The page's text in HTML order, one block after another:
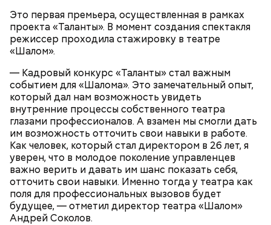
Это первая премьера, осуществленная в рамках
проекта «Таланты». В момент создания спектакля
режиссер проходила стажировку в театре
«Шалом».
— Кадровый конкурс «Таланты» стал важным
событием для «Шалома». Это замечательный опыт,
который дал нам возможность увидеть
внутренние процессы собственного театра
глазами профессионалов. А взамен мы смогли дать
им возможность отточить свои навыки в работе.
Как человек, который стал директором в 26 лет, я
уверен, что в молодое поколение управленцев
важно верить и давать им шанс показать себя,
отточить свои навыки. Именно тогда у театра как
поля для профессиональных вызовов будет
будущее, — отметил директор театра «Шалом»
Андрей Соколов.
— Шестой сезон фестиваля объединит 15 имений и
мероприятий: театрализованные представления,
экскурсии, семейные программы и квесты.
Благодаря таким форматам отдыха горожане
заново открывают для себя знакомые и любимые
места столицы, — отметил мэр Москвы Сергей
Собянин.